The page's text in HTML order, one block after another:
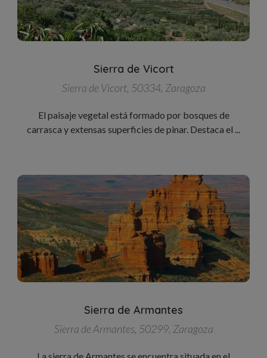
Sierra de Vicort
Sierra de Vicort, 50334, Zaragoza
El paisaje vegetal está formado por bosques de
carrasca y extensas superficies de pinar. Destaca el ...
Sierra de Armantes
Sierra de Armantes, 50299, Zaragoza
La sierra de Armantes se encuentra situada en el